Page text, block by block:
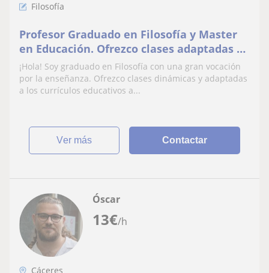
Filosofía
Profesor Graduado en Filosofía y Master
en Educación. Ofrezco clases adaptadas y
dinámicas para amplio rango de edad y
disciplinas
¡Hola! Soy graduado en Filosofía con una gran vocación
por la enseñanza. Ofrezco clases dinámicas y adaptadas
a los currículos educativos a...
ver más Contactar
13€/h
Óscar
Cáceres